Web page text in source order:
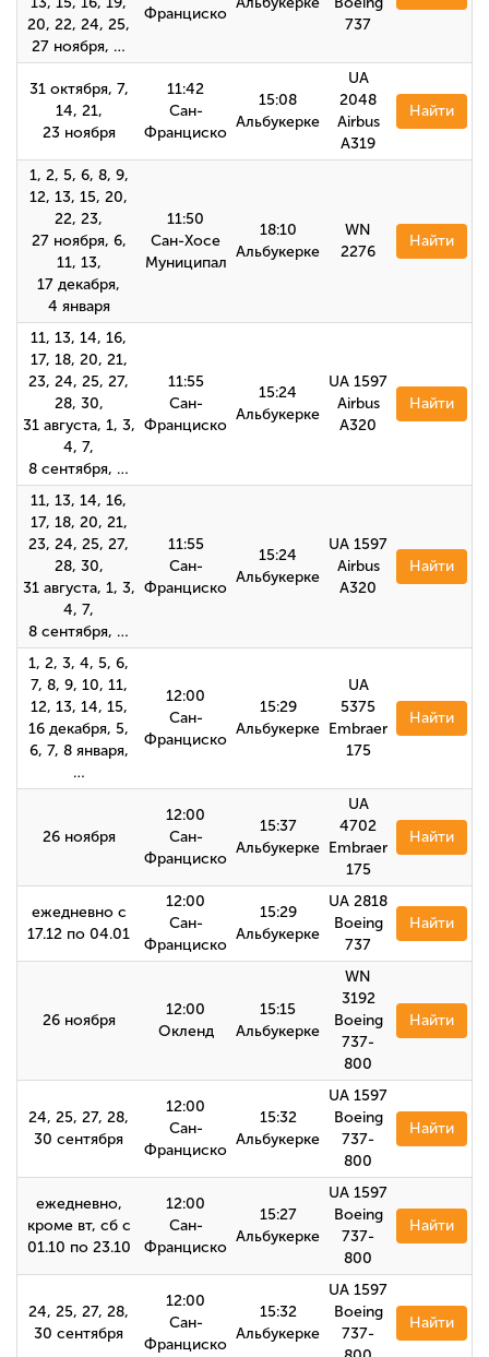
20, 22, 24, 25,
27 ноября, …
Франциско
737
31 октября, 7,
14, 21,
23 ноября
11:42
Сан-
Франциско
15:08
Альбукерке
UA
2048
Airbus
A319
Найти
1, 2, 5, 6, 8, 9,
12, 13, 15, 20,
22, 23,
27 ноября, 6,
11, 13,
17 декабря,
4 января
11:50
Сан-Хосе
Муниципал
18:10
Альбукерке
WN
2276
Найти
11, 13, 14, 16,
17, 18, 20, 21,
23, 24, 25, 27,
28, 30,
31 августа, 1, 3,
4, 7,
8 сентября, …
11:55
Сан-
Франциско
15:24
Альбукерке
UA 1597
Airbus
А320
Найти
11, 13, 14, 16,
17, 18, 20, 21,
23, 24, 25, 27,
28, 30,
31 августа, 1, 3,
4, 7,
8 сентября, …
11:55
Сан-
Франциско
15:24
Альбукерке
UA 1597
Airbus
А320
Найти
1, 2, 3, 4, 5, 6,
7, 8, 9, 10, 11,
12, 13, 14, 15,
16 декабря, 5,
6, 7, 8 января,
…
12:00
Сан-
Франциско
15:29
Альбукерке
UA
5375
Embraer
175
Найти
26 ноября
12:00
Сан-
Франциско
15:37
Альбукерке
UA
4702
Embraer
175
Найти
ежедневно с
17.12 по 04.01
12:00
Сан-
Франциско
15:29
Альбукерке
UA 2818
Boeing
737
Найти
26 ноября
12:00
Окленд
15:15
Альбукерке
WN
3192
Boeing
737-
800
Найти
24, 25, 27, 28,
30 сентября
12:00
Сан-
Франциско
15:32
Альбукерке
UA 1597
Boeing
737-
800
Найти
ежедневно,
кроме вт, сб с
01.10 по 23.10
12:00
Сан-
Франциско
15:27
Альбукерке
UA 1597
Boeing
737-
800
Найти
24, 25, 27, 28,
30 сентября
12:00
Сан-
Франциско
15:32
Альбукерке
UA 1597
Boeing
737-
Найти